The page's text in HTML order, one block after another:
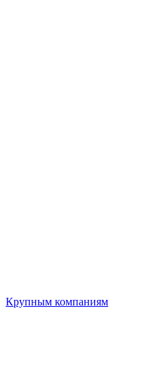
Крупным компаниям